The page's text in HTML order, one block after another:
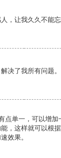
，让我久久不能忘
决了我所有问题。
点单一，可以增
，这样就可以根
效果。